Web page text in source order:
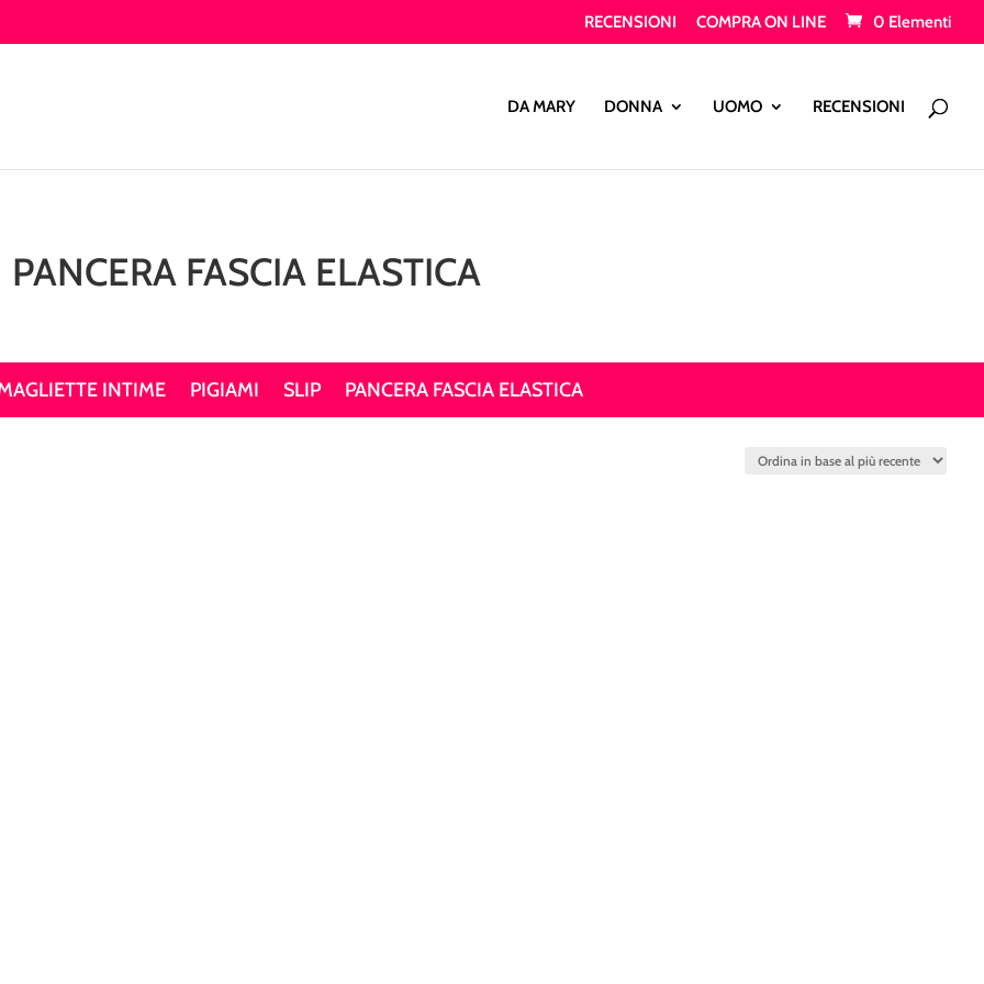
RECENSIONI COMPRA ON LINE 0 Elementi
DA MARY DONNA UOMO RECENSIONI
Products
PANCERA FASCIA ELASTICA
INTIME PIGIAMI SLIP PANCERA FASCIA ELASTICA